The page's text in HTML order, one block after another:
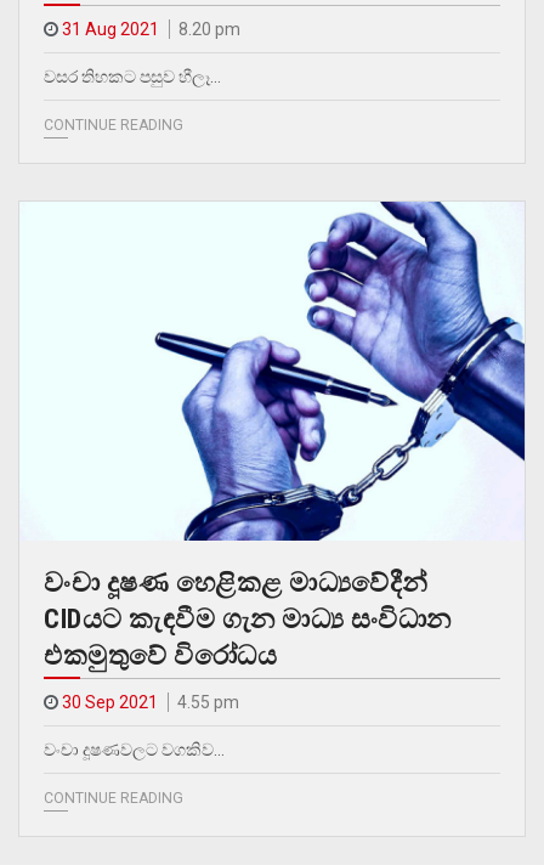
31 Aug 2021 8.20 pm
වසර තිහකට පසුව හීලෑ…
CONTINUE READING
වංචා දූෂණ හෙළිකළ මාධ්‍යවේදීන්
CIDයට කැඳවීම ගැන මාධ්‍ය සංවිධාන
එකමුතුවේ විරෝධය
30 Sep 2021 4.55 pm
වංචා දූෂණවලට වගකිව…
CONTINUE READING